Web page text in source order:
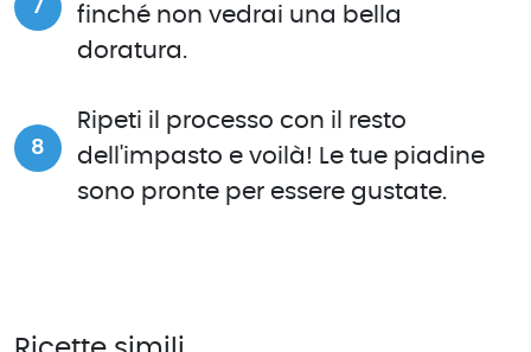
finché non vedrai una bella
doratura.
Ripeti il processo con il resto
dell'impasto e voilà! Le tue piadine
sono pronte per essere gustate.